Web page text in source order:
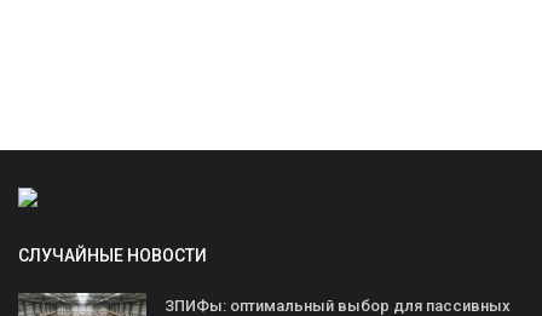
СЛУЧАЙНЫЕ НОВОСТИ
ЗПИФы: оптимальный выбор для пассивных